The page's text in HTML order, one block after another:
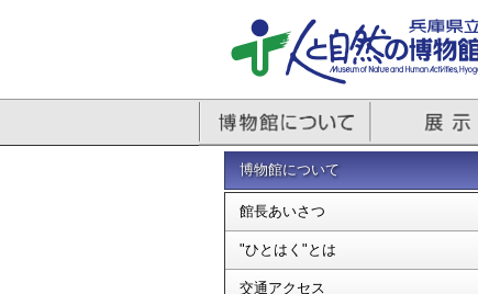
博物館について
館長あいさつ
"ひとはく"とは
交通アクセス